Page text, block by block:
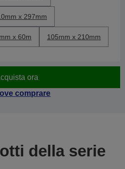
x 297mm
x 60m 105mm x 210mm
ora
comprare
della serie